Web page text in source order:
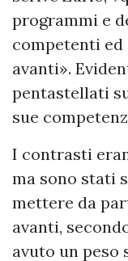
programmi e
competenti
avanti».
pentastellati
sue
I contrasti
ma sono stati
mettere da
avanti,
avuto un